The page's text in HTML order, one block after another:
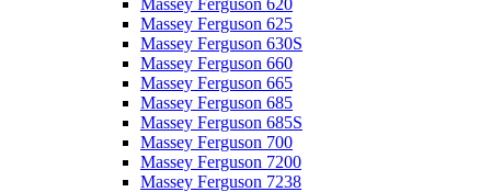
Massey Ferguson 620
Massey Ferguson 625
Massey Ferguson 630S
Massey Ferguson 660
Massey Ferguson 665
Massey Ferguson 685
Massey Ferguson 685S
Massey Ferguson 700
Massey Ferguson 7200
Massey Ferguson 7238